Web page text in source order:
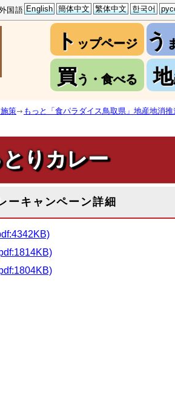
国語 English 簡体中文 繁体中文 한국어
ト ップページ う
買う・食べる 地
策 もっと「食パラダイス鳥取県」地産地消
りカレー
ーキャンペーン詳細